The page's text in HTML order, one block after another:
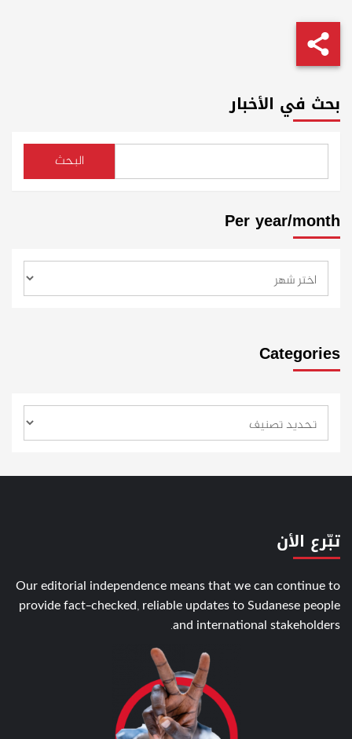
بحث في الأخبار
البحث
Per year/month
Categories
تبّرع الأن
Our editorial independence means that we can continue to
provide fact-checked, reliable updates to Sudanese people
and international stakeholders.